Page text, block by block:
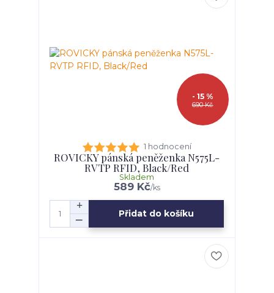
690 Kč
- 15 %
1 hodnocení
ROVICKY pánská peněženka N575L-
RVTP RFID, Black/Red
589 Kč/ks
Skladem
Přidat do košíku